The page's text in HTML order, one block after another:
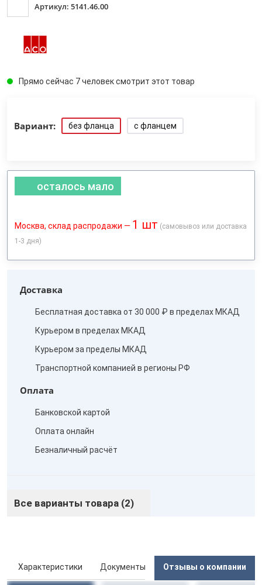
Артикул: 5141.46.00
Прямо сейчас 7 человек смотрит этот товар
Вариант: без фланца с фланцем
осталось мало
Москва, склад распродажи — 1 шт (самовывоз или доставка
1-3 дня)
Доставка
Бесплатная доставка от 30 000 ₽ в пределах МКАД
Курьером в пределах МКАД
Курьером за пределы МКАД
Транспортной компанией в регионы РФ
Оплата
Банковской картой
Оплата онлайн
Безналичный расчёт
Все варианты товара (2)
Характеристики Документы Отзывы о компании